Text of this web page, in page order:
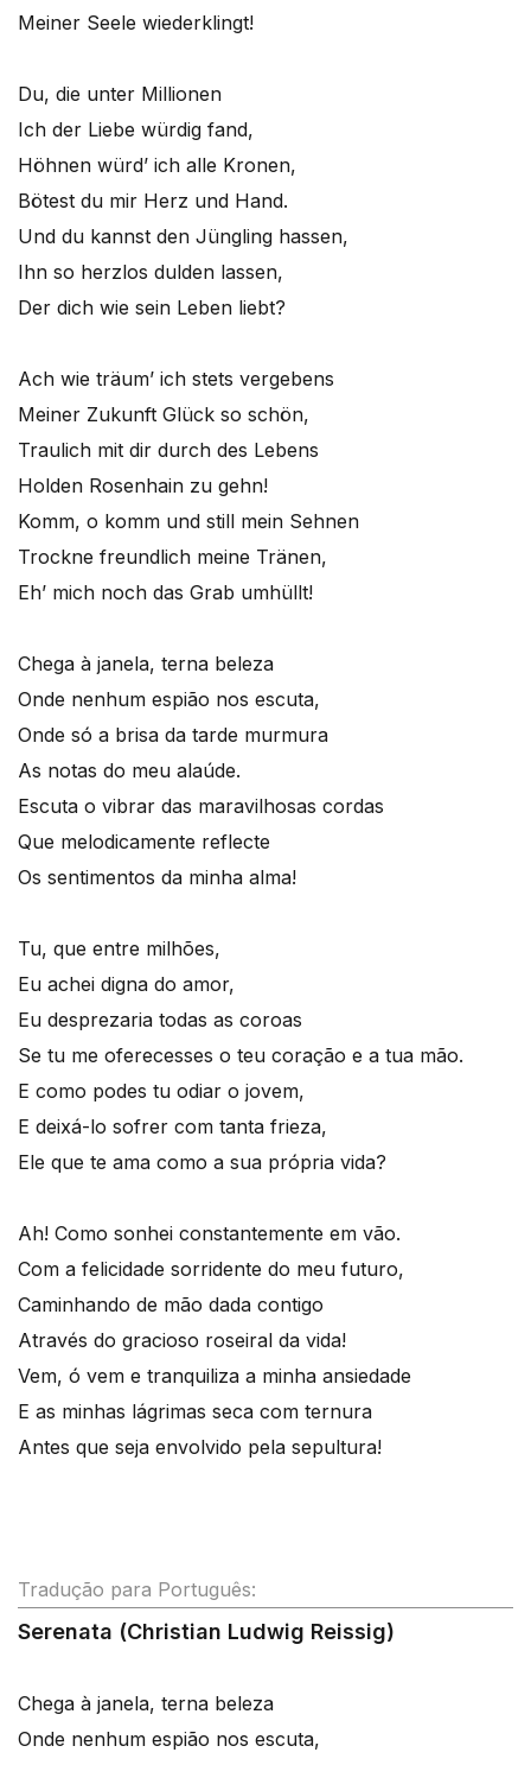
Meiner Seele wiederklingt!
Du, die unter Millionen
Ich der Liebe würdig fand,
Höhnen würd’ ich alle Kronen,
Bötest du mir Herz und Hand.
Und du kannst den Jüngling hassen,
Ihn so herzlos dulden lassen,
Der dich wie sein Leben liebt?
Ach wie träum’ ich stets vergebens
Meiner Zukunft Glück so schön,
Traulich mit dir durch des Lebens
Holden Rosenhain zu gehn!
Komm, o komm und still mein Sehnen
Trockne freundlich meine Tränen,
Eh’ mich noch das Grab umhüllt!
Chega à janela, terna beleza
Onde nenhum espião nos escuta,
Onde só a brisa da tarde murmura
As notas do meu alaúde.
Escuta o vibrar das maravilhosas cordas
Que melodicamente reflecte
Os sentimentos da minha alma!
Tu, que entre milhões,
Eu achei digna do amor,
Eu desprezaria todas as coroas
Se tu me oferecesses o teu coração e a tua mão.
E como podes tu odiar o jovem,
E deixá-lo sofrer com tanta frieza,
Ele que te ama como a sua própria vida?
Ah! Como sonhei constantemente em vão.
Com a felicidade sorridente do meu futuro,
Caminhando de mão dada contigo
Através do gracioso roseiral da vida!
Vem, ó vem e tranquiliza a minha ansiedade
E as minhas lágrimas seca com ternura
Antes que seja envolvido pela sepultura!
Tradução para Português:
Serenata (Christian Ludwig Reissig)
Chega à janela, terna beleza
Onde nenhum espião nos escuta,